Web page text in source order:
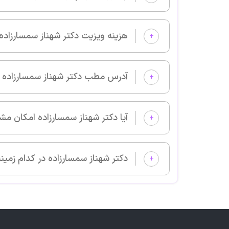
+ هزینه ویزیت دکتر شهناز سمسارزاده چقدر
+ آدرس مطب دکتر شهناز سمسارزاده کجا است؟
+ آیا دکتر شهناز سمسارزاده امکان مشاوره آنلاین دارد؟
+ دکتر شهناز سمسارزاده در کدام زمینه‌های پزشکی بیمار می‌پذیرد؟